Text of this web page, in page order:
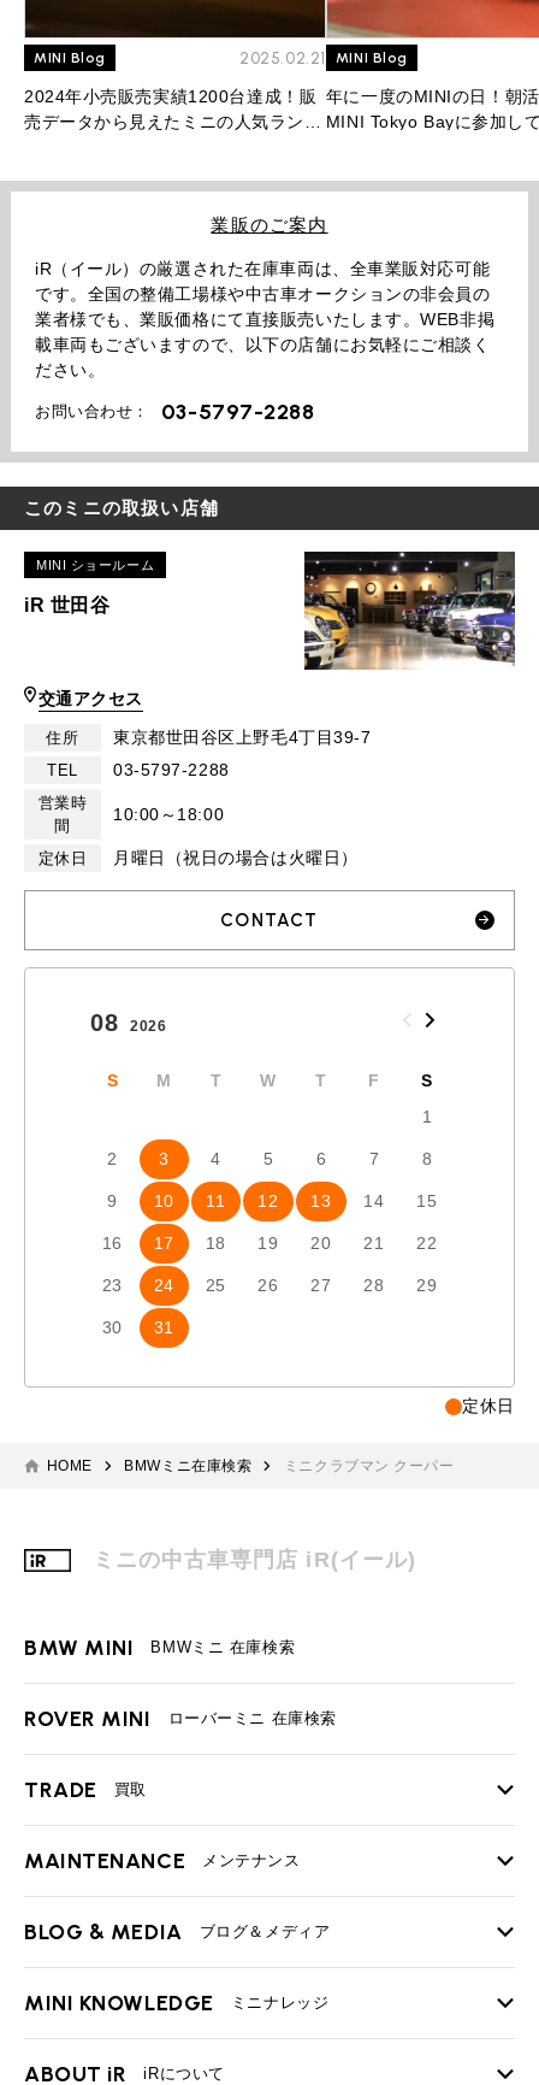
MINI Blog 2025.02.21
2024年小売販売実績1200台達成！販
売データから見えたミニの人気ランキ
MINI Blog
年に一度のMINIの日！朝
MINI Tokyo Bayに参加し
業販のご案内
iR（イール）の厳選された在庫車両は、全車業販対応可能
です。全国の整備工場様や中古車オークションの非会員の
業者様でも、業販価格にて直接販売いたします。WEB非掲
載車両もございますので、以下の店舗にお気軽にご相談く
ださい。
お問い合わせ： 03-5797-2288
このミニの取扱い店舗
MINI ショールーム
iR 世田谷
交通アクセス
住所 東京都世田谷区上野毛4丁目39-7
TEL 03-5797-2288
営業時
間
10:00～18:00
定休日 月曜日（祝日の場合は火曜日）
CONTACT
08 2026
S M T W T F
S
1
2 3 4 5 6 7 8
9 10 11 12 13 14 15
16 17 18 19 20 21 22
23 24 25 26 27 28 29
30 31
定休日
HOME BMWミニ在庫検索 ミニクラブマン クーパー
ミニの中古車専門店 iR(イール)
BMW MINI BMWミニ 在庫検索
ROVER MINI ローバーミニ 在庫検索
TRADE 買取
TOP
必要書類
MAINTENANCE メンテナンス
TOP
最近の修理実績
BLOG & MEDIA ブログ＆メディア
TOP
MINI KNOWLEDGE ミニナレッジ
TOP
ABOUT iR iRについて